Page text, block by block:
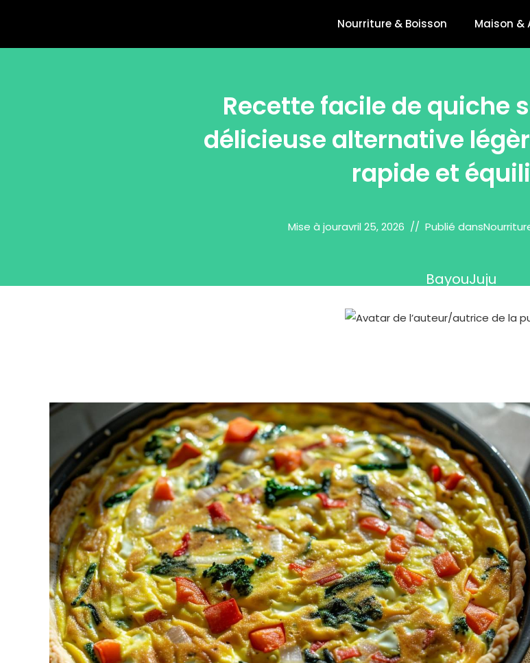
Nourriture & Boisson Maison &
Recette facile de quiche
délicieuse alternative
rapide et
Mise à jouravril 25, 2026 Publié dans
BayouJuju